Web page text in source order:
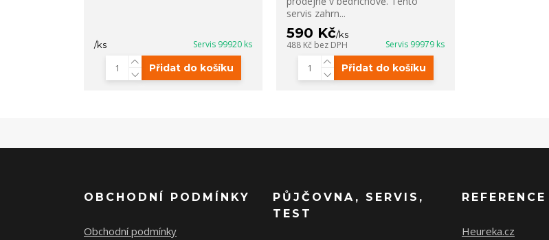
/ks Servis 99920 ks
Přidat do košíku
servis zahrn...
590 Kč/ks
488 Kč bez DPH Servis 99979 ks
Přidat do košíku
OBCHODNÍ PODMÍNKY
Obchodní podmínky
PŮJČOVNA, SERVIS,
TEST
REFERENCE
Heureka.cz